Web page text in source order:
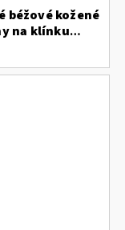
béžové kožené
na klínku